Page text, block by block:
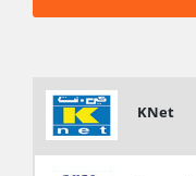
KNet